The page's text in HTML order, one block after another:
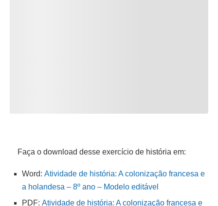
Faça o download desse exercício de história em:
Word: Atividade de história: A colonização francesa e
a holandesa – 8º ano – Modelo editável
PDF: Atividade de história: A colonização francesa e